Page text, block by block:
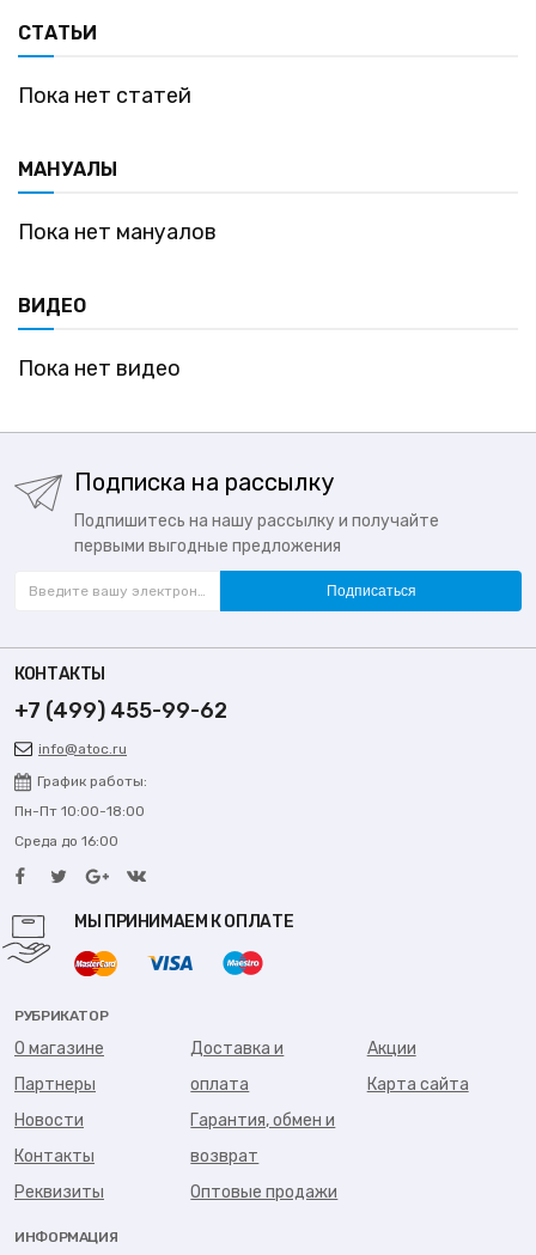
СТАТЬИ
Пока нет статей
МАНУАЛЫ
Пока нет мануалов
ВИДЕО
Пока нет видео
Подписка на рассылку
Подпишитесь на нашу рассылку и получайте
первыми выгодные предложения
Подписаться
КОНТАКТЫ
+7 (499) 455-99-62
info@atoc.ru
График работы:
Пн-Пт 10:00-18:00
Среда до 16:00
МЫ ПРИНИМАЕМ К ОПЛАТЕ
РУБРИКАТОР
О магазине
Партнеры
Новости
Контакты
Реквизиты
Доставка и
оплата
Гарантия, обмен и
возврат
Оптовые продажи
Акции
Карта сайта
ИНФОРМАЦИЯ